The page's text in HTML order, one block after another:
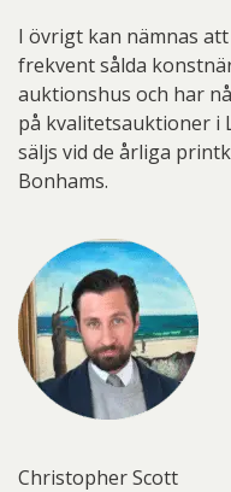
I övrigt kan nämnas att
frekvent sålda
auktionshus och har
på kvalitetsauktioner i
säljs vid de årliga
Bonhams.
Christopher Scott